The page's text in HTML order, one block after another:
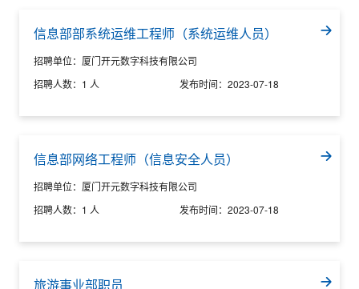
信息部部系统运维工程师（系统运维人员）
招聘单位： 厦门开元数字科技有限公司
招聘人数： 1 人 发布时间： 2023-07-18
信息部网络工程师（信息安全人员）
招聘单位： 厦门开元数字科技有限公司
招聘人数： 1 人 发布时间： 2023-07-18
旅游事业部职员